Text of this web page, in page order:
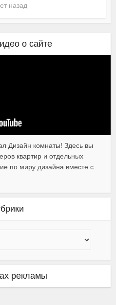
назад
о сайте
Дизайн комнаты! Здесь вы
квартир и отдельных
по миру дизайна вместе с
рекламы